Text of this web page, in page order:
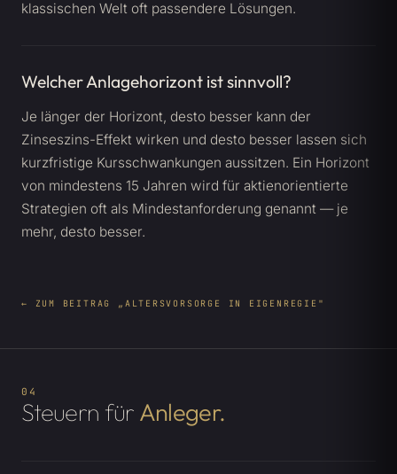
klassischen Welt oft passendere Lösungen.
Welcher Anlagehorizont ist sinnvoll?
Je länger der Horizont, desto besser kann der
Zinseszins-Effekt wirken und desto besser lassen sich
kurzfristige Kursschwankungen aussitzen. Ein Horizont
von mindestens 15 Jahren wird für aktienorientierte
Strategien oft als Mindestanforderung genannt — je
mehr, desto besser.
← ZUM BEITRAG „ALTERSVORSORGE IN EIGENREGIE"
04
Steuern für Anleger.